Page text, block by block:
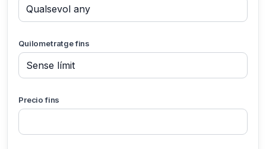
Quilometratge fins
Precio fins